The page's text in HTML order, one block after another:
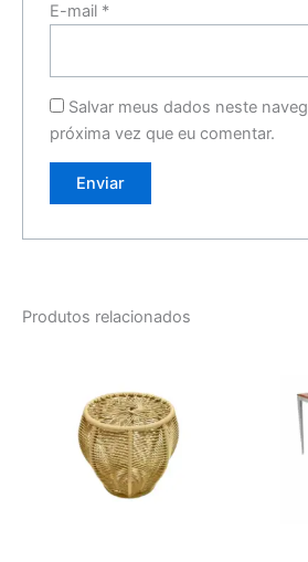
E-mail *
Salvar meus dados neste
próxima vez que eu comentar.
Produtos relacionados